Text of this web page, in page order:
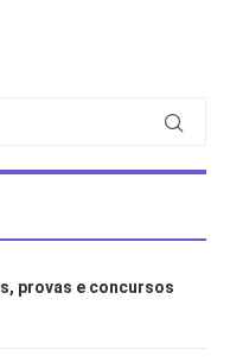
provas e concursos